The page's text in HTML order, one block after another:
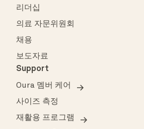
리더십
의료 자문위원회
채용
보도자료
Support
Oura 멤버 케어
사이즈 측정
재활용 프로그램